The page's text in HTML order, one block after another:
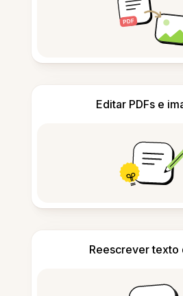
Editar PDFs e
Reescrever texto